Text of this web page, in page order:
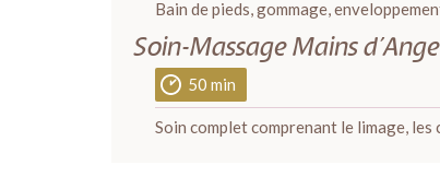
Bain de pieds, gommage,
Soin-Massage Mains d’Ange
50 min
Soin complet comprenant le limage, les